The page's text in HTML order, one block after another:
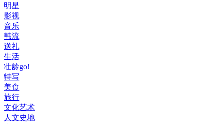
明星
影视
音乐
韩流
送礼
生活
壮龄go!
特写
美食
旅行
文化艺术
人文史地